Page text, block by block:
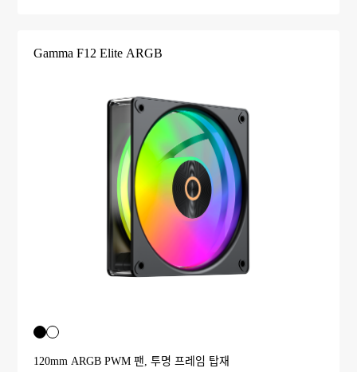
Gamma F12 Elite ARGB
120mm ARGB PWM 팬, 투명 프레임 탑재